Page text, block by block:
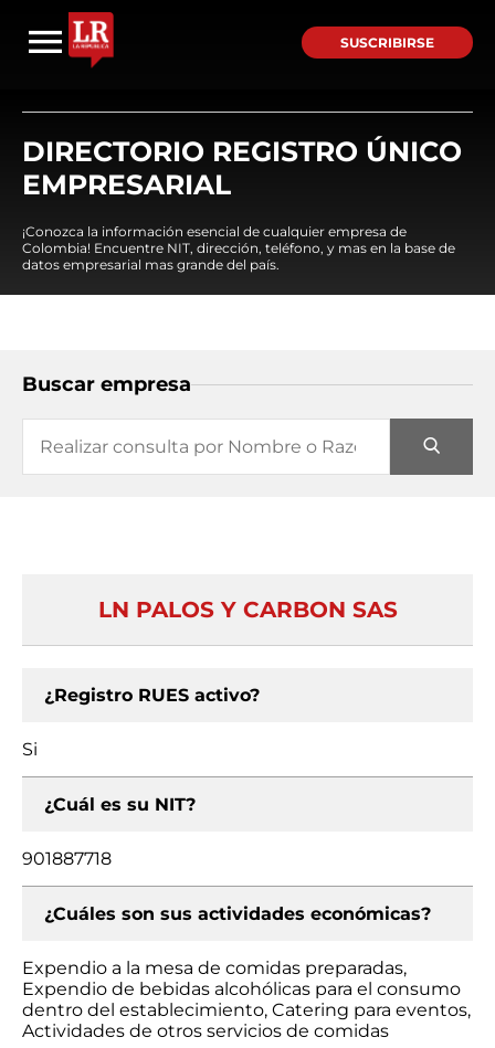
SUSCRIBIRSE
DIRECTORIO REGISTRO ÚNICO
EMPRESARIAL
¡Conozca la información esencial de cualquier empresa de
Colombia! Encuentre NIT, dirección, teléfono, y mas en la base de
datos empresarial mas grande del país.
Buscar empresa
LN PALOS Y CARBON SAS
¿Registro RUES activo?
Si
¿Cuál es su NIT?
901887718
¿Cuáles son sus actividades económicas?
Expendio a la mesa de comidas preparadas,
Expendio de bebidas alcohólicas para el consumo
dentro del establecimiento, Catering para eventos,
Actividades de otros servicios de comidas